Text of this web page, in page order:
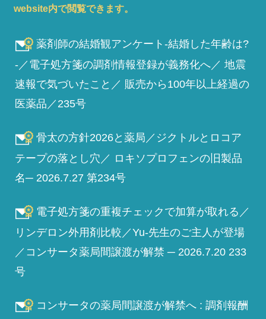
website内で閲覧できます。
薬剤師の結婚観アンケート-結婚した年齢は?
-／電子処方箋の調剤情報登録が義務化へ／ 地震
速報で気づいたこと／ 販売から100年以上経過の
医薬品／235号
骨太の方針2026と薬局／ジクトルとロコア
テープの落とし穴／ ロキソプロフェンの旧製品
名─ 2026.7.27 第234号
電子処方箋の重複チェックで加算が取れる／
リンデロン外用剤比較／Yu-先生のご主人が登場
／コンサータ薬局間譲渡が解禁 ─ 2026.7.20 233
号
コンサータの薬局間譲渡が解禁へ : 調剤報酬